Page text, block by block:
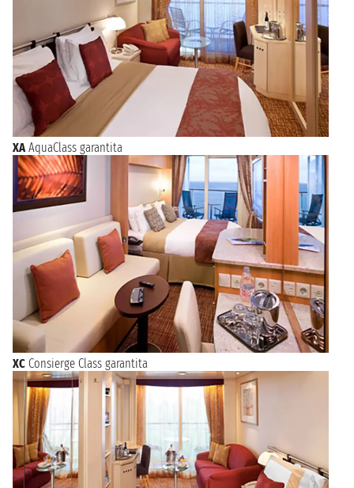
XA AquaClass garantita
XC Consierge Class garantita